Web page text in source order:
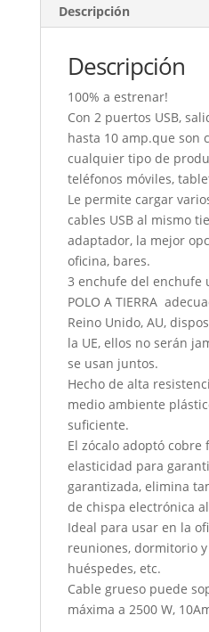
Descripción
Descripción
100% a estrenar!
Con 2 puertos USB,
hasta 10 amp.que son
cualquier tipo de
teléfonos móviles,
Le permite cargar
cables USB al mismo
adaptador, la mejor
oficina, bares.
3 enchufe del enchufe
POLO A TIERRA
Reino Unido, AU,
la UE, ellos no serán
se usan juntos.
Hecho de alta
medio ambiente
suficiente.
El zócalo adoptó cobre
elasticidad para
garantizada, elimina
de chispa electrónica
Ideal para usar en la
reuniones, dormitorio
huéspedes, etc.
Cable grueso puede
máxima a 2500 W,